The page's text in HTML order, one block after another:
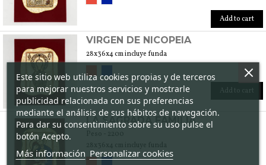
Add to cart
VIRGEN DE NICOPEIA
28x36x4 cm incluye funda
Add to cart
LA SAGRADA FAMILIA
Este sitio web utiliza cookies propias y de terceros
para mejorar nuestros servicios y mostrarle
publicidad relacionada con sus preferencias
mediante el análisis de sus hábitos de navegación.
Para dar su consentimiento sobre su uso pulse el
botón Acepto.
Más información Personalizar cookies